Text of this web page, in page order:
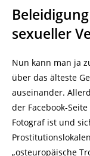
sexueller
Nun kann man ja
über das älteste
auseinander.
der Facebook-
Fotograf ist und
„osteuropäische